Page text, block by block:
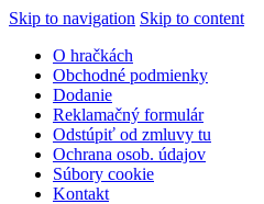
Skip to navigation Skip to content
O hračkách
Obchodné podmienky
Dodanie
Reklamačný formulár
Odstúpiť od zmluvy tu
Ochrana osob. údajov
Súbory cookie
Kontakt